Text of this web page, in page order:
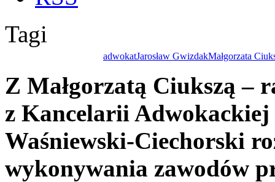
Tagi
adwokatJarosław GwizdakMałgorzata
Z Małgorzatą Ciukszą –
z Kancelarii Adwokackiej
Waśniewski-Ciechorski
wykonywania zawodów